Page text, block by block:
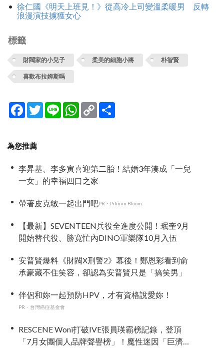
徐仁國《明天上班見！》從高冷上司變溫柔暖男 反轉
浪漫演技擄獲女心
標籤
財閥家的小兒子 柔美的細胞小將 朴智賢
喜歡布拉姆斯嗎
Facebook
TwitterLine WhatsApp
Copy
Link
為您推薦
李昇基、李多寅喜迎第二胎！結婚3年湊成「一兒
一女」的幸福四口之家
帶著皮克敏一起出門吧PR・Pikmin Bloom
【最新】SEVENTEEN兵役全進度公開！珉奎9月
開始替代役、勝寛忙內DINO軍樂隊10月入伍
安普賢爆料《財閥X刑警2》幕後！鄭恩彩看到俞
承豪藏不住笑容，卻認為安普賢只是「搞笑男」
伴侶和妳一起預防HPV，才有資格說愛妳！
PR・台灣癌症基金會
RESCENE Woni打破IVE張員瑛霸榜記錄，登頂
「7月女團個人品牌聲譽榜」！魔性迷因「巨濟呀